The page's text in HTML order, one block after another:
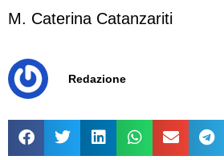
M. Caterina Catanzariti
Redazione